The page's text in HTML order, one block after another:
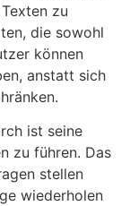
zu
die sowohl
können
anstatt sich
ist seine
zu führen. Das
stellen
wiederholen